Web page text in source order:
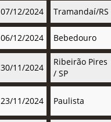
07/12/2024 Tramandaí/RS
06/12/2024 Bebedouro
30/11/2024
Ribeirão Pires
/ SP
23/11/2024 Paulista